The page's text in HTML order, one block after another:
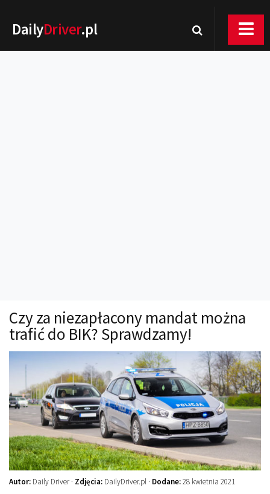
DailyDriver.pl
Technika jazdy
Oświetlenie
Kalkulatory
Przelicznik mocy
Auto z niemiec
Galerie
Czy za niezapłacony mandat można
trafić do BIK? Sprawdzamy!
Autor: Daily Driver · Zdjęcia: DailyDriver.pl · Dodane:28 kwietnia 2021